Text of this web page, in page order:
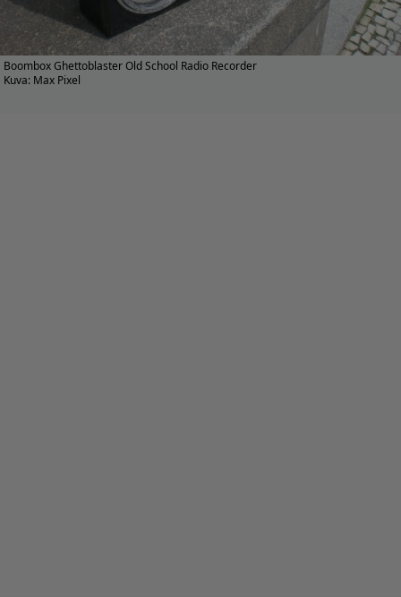
Boombox Ghettoblaster Old School Radio Recorder
Kuva: Max Pixel